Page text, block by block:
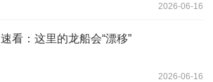
2026-06-16
速看：这里的龙船会“漂移”
2026-06-16